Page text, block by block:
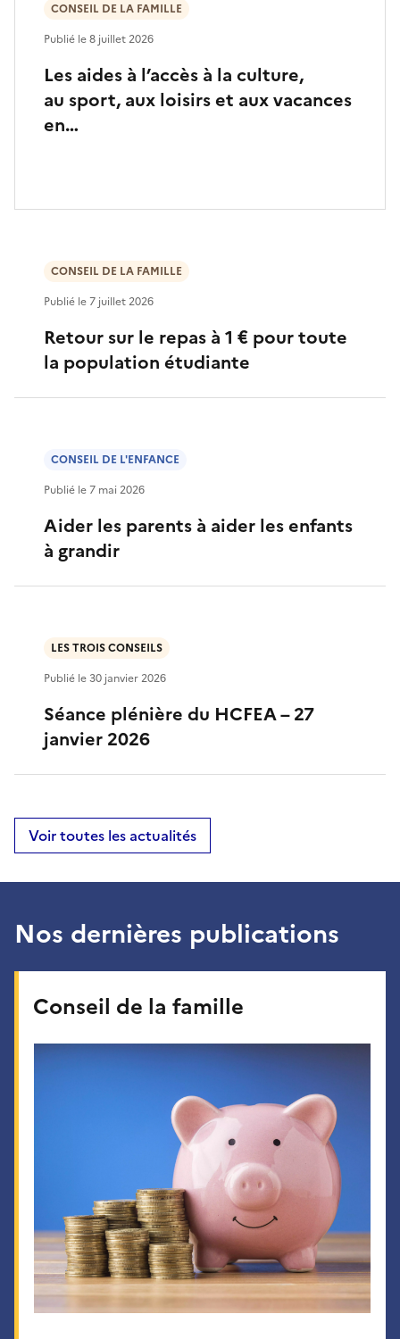
Les aides à l’accès à la culture,
au sport, aux loisirs et aux vacances
en…
CONSEIL DE LA FAMILLE
Publié le8 juillet 2026
Retour sur le repas à 1 € pour toute
la population étudiante
CONSEIL DE LA FAMILLE
Publié le7 juillet 2026
Aider les parents à aider les enfants
à grandir
CONSEIL DE L'ENFANCE
Publié le7 mai 2026
Séance plénière du HCFEA – 27
janvier 2026
LES TROIS CONSEILS
Publié le30 janvier 2026
Voir toutes les actualités
Nos dernières publications
Conseil de la famille